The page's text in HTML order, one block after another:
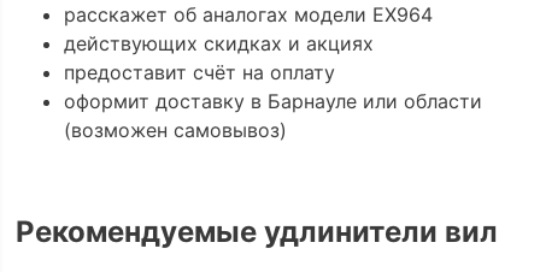
расскажет об аналогах модели EX964
действующих скидках и акциях
предоставит счёт на оплату
оформит доставку в Барнауле или области
(возможен самовывоз)
Рекомендуемые удлинители вил